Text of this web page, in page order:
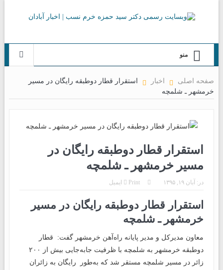
منو
صفحه اصلی اخبار
استقرار قطار دوطبقه رایگان در مسیر
خرمشهر ـ شلمچه
استقرار قطار دوطبقه رایگان در
مسیر خرمشهر ـ شلمچه
در: آبان ۱۹, ۱۳۹۵ Print ایمیل
استقرار قطار دوطبقه رایگان در مسیر
خرمشهر ـ شلمچه
معاون مدیرکل و مدیر پایانه راه‌آهن خرمشهر گفت: قطار
دوطبقه خرمشهر به شلمچه با ظرفیت جابه‌جایی بیش از ۲۰۰
زائر در مسیر شلمچه مستقر شد که به‌طور رایگان به زائران